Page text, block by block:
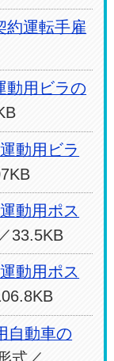
運転手雇
用ビラの
動用ビラ
動用ポス
33.5KB
動用ポス
動車の